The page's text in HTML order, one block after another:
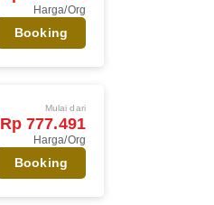
Harga/Org
Booking
Mulai dari
Rp 777.491
Harga/Org
Booking